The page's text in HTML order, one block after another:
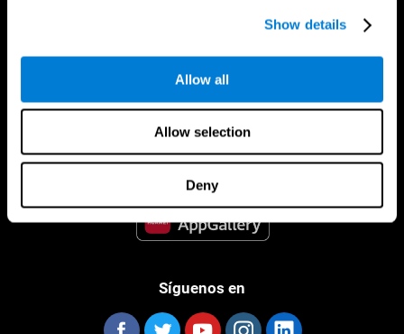
Show details
Allow all
Allow selection
Deny
CogniFit App
Síguenos en